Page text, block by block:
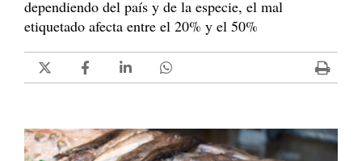
dependiendo del país y de la especie, el mal
etiquetado afecta entre el 20% y el 50%